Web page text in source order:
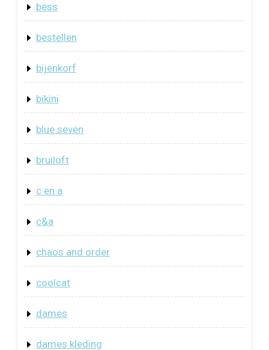
bess
bestellen
bijenkorf
bikini
blue seven
bruiloft
c en a
c&a
chaos and order
coolcat
dames
dames kleding